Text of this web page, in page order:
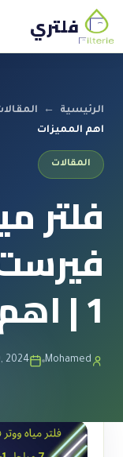
فلتري
الرئيسية ←
اهم المميزات
المقالات
فلتر
1 | اهم المميزات
Mohamed
2024